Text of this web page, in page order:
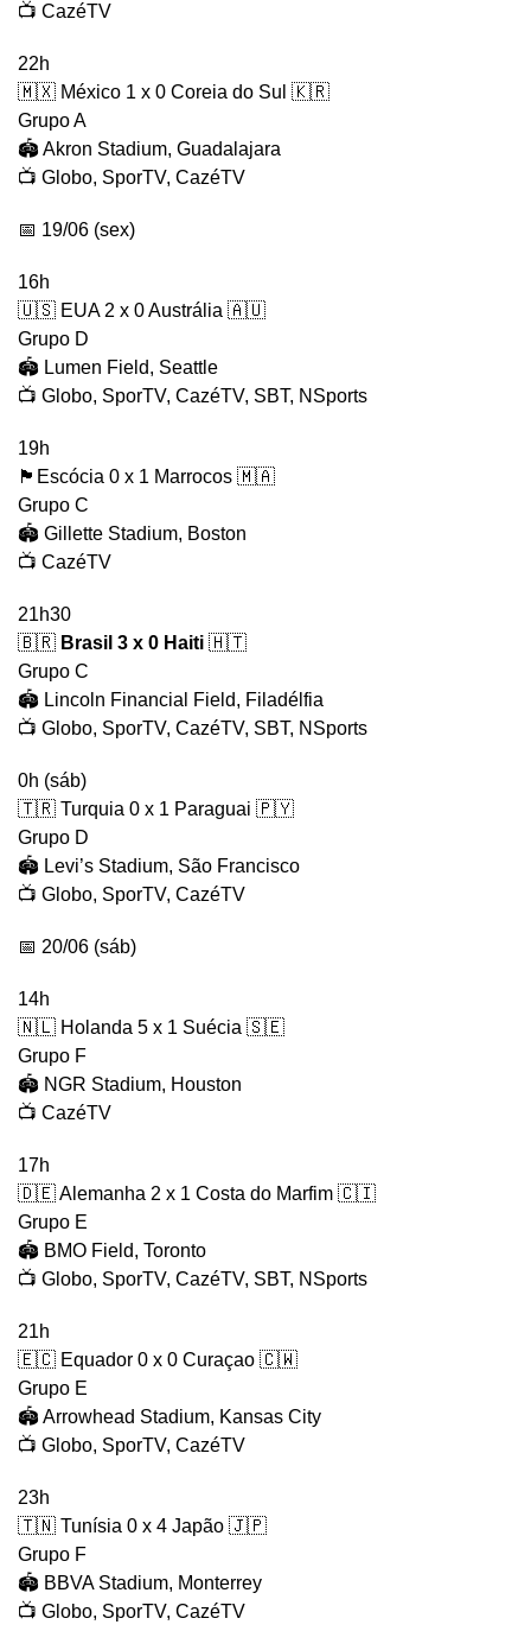
📺 CazéTV
22h
🇲🇽 México 1 x 0 Coreia do Sul 🇰🇷
Grupo A
🏟️ Akron Stadium, Guadalajara
📺 Globo, SporTV, CazéTV
📅 19/06 (sex)
16h
🇺🇸 EUA 2 x 0 Austrália 🇦🇺
Grupo D
🏟️ Lumen Field, Seattle
📺 Globo, SporTV, CazéTV, SBT, NSports
19h
🏴󠁧󠁢󠁳󠁣󠁴󠁿Escócia 0 x 1 Marrocos 🇲🇦
Grupo C
🏟️ Gillette Stadium, Boston
📺 CazéTV
21h30
🇧🇷 Brasil 3 x 0 Haiti 🇭🇹
Grupo C
🏟️ Lincoln Financial Field, Filadélfia
📺 Globo, SporTV, CazéTV, SBT, NSports
0h (sáb)
🇹🇷 Turquia 0 x 1 Paraguai 🇵🇾
Grupo D
🏟️ Levi’s Stadium, São Francisco
📺 Globo, SporTV, CazéTV
📅 20/06 (sáb)
14h
🇳🇱 Holanda 5 x 1 Suécia 🇸🇪
Grupo F
🏟️ NGR Stadium, Houston
📺 CazéTV
17h
🇩🇪 Alemanha 2 x 1 Costa do Marfim 🇨🇮
Grupo E
🏟️ BMO Field, Toronto
📺 Globo, SporTV, CazéTV, SBT, NSports
21h
🇪🇨 Equador 0 x 0 Curaçao 🇨🇼
Grupo E
🏟️ Arrowhead Stadium, Kansas City
📺 Globo, SporTV, CazéTV
23h
🇹🇳 Tunísia 0 x 4 Japão 🇯🇵
Grupo F
🏟️ BBVA Stadium, Monterrey
📺 Globo, SporTV, CazéTV